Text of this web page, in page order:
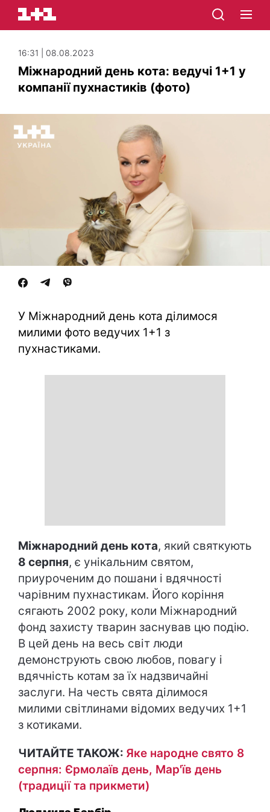
16:31 | 08.08.2023
Міжнародний день кота: ведучі 1+1 у
компанії пухнастиків (фото)
У Міжнародний день кота ділимося
милими фото ведучих 1+1 з
пухнастиками.
Міжнародний день кота, який святкують
8 серпня, є унікальним святом,
приуроченим до пошани і вдячності
чарівним пухнастикам. Його коріння
сягають 2002 року, коли Міжнародний
фонд захисту тварин заснував цю подію.
В цей день на весь світ люди
демонструють свою любов, повагу і
вдячність котам за їх надзвичайні
заслуги. На честь свята ділимося
милими світлинами відомих ведучих 1+1
з котиками.
ЧИТАЙТЕ ТАКОЖ: Яке народне свято 8
серпня: Єрмолаїв день, Мар'їв день
(традиції та прикмети)